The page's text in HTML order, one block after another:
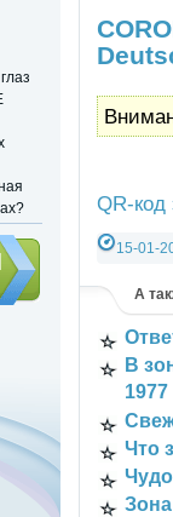
QR-код
15-01-
А
В
1977
Что